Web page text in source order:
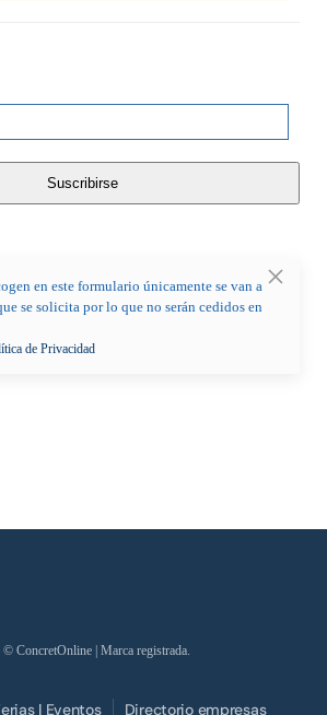
en este formulario únicamente se van a
se solicita por lo que no serán cedidos en
de Privacidad
© ConcretOnline | Marca registrada.
| Eventos
Directorio empresas